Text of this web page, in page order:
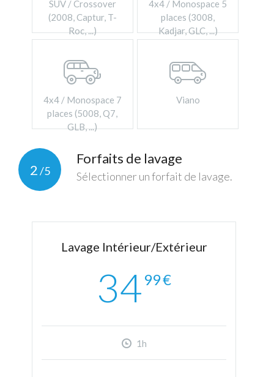
SUV / Crossover
(2008, Captur, T-
Roc, ...)
4x4 / Monospace 5
places (3008,
Kadjar, GLC, ...)
4x4 / Monospace 7
places (5008, Q7,
GLB, ...)
Viano
2/5
Forfaits de lavage
Sélectionner un forfait de lavage.
Lavage Intérieur/Extérieur
34 99€
1h